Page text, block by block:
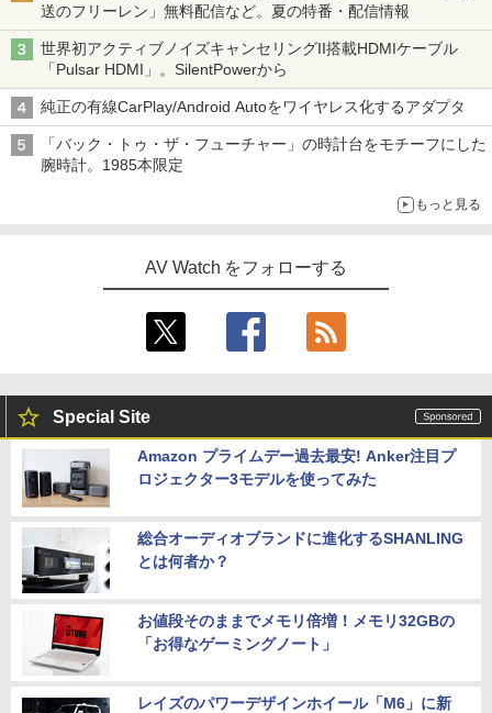
送のフリーレン」無料配信など。夏の特番・配信情報
世界初アクティブノイズキャンセリングII搭載HDMIケーブル
「Pulsar HDMI」。SilentPowerから
純正の有線CarPlay/Android Autoをワイヤレス化するアダプタ
「バック・トゥ・ザ・フューチャー」の時計台をモチーフにした
腕時計。1985本限定
もっと見る
AV Watch をフォローする
Special Site
Amazon プライムデー過去最安! Anker注目プ
ロジェクター3モデルを使ってみた
総合オーディオブランドに進化するSHANLING
とは何者か？
お値段そのままでメモリ倍増！メモリ32GBの
「お得なゲーミングノート」
レイズのパワーデザインホイール「M6」に新